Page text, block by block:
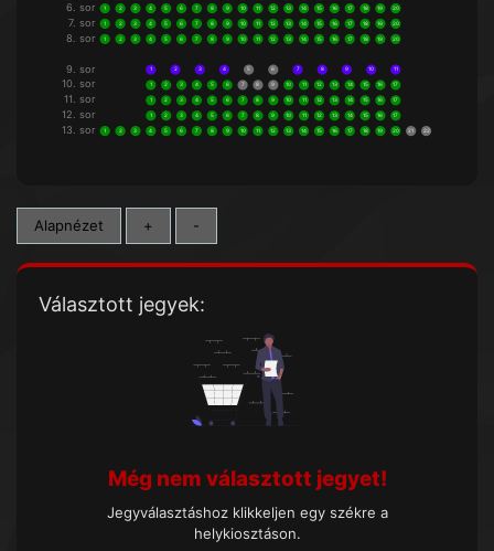
6. sor 1 2 3 4 5 6 7 8 9 10 11 12 13 14 15 16 17 18 19 20
7. sor 1 2 3 4 5 6 7 8 9 10 11 12 13 14 15 16 17 18 19 20
8. sor 1 2 3 4 5 6 7 8 9 10 11 12 13 14 15 16 17 18 19 20
9. sor 1 2 3 4 5 6 7 8 9 10 11
10. sor 1 2 3 4 5 6 7 8 9 10 11 12 13 14 15 16 17
11. sor 1 2 3 4 5 6 7 8 9 10 11 12 13 14 15 16 17
12. sor 1 2 3 4 5 6 7 8 9 10 11 12 13 14 15 16 17
13. sor 1 2 3 4 5 6 7 8 9 10 11 12 13 14 15 16 17 18 19 20 21 22
Alapnézet + -
Választott jegyek:
Még nem választott jegyet!
Jegyválasztáshoz klikkeljen egy székre a
helykiosztáson.